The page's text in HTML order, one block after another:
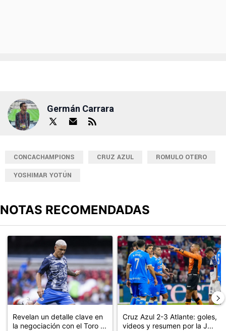
Germán Carrara
CONCACHAMPIONS CRUZ AZUL
ROMULO OTERO
YOSHIMAR YOTÚN
NOTAS RECOMENDADAS
Un artículo de tendencia con el título "Revelan un detalle clave
Revelan un detalle clave en
la negociación con el Toro ...
Un artículo de tendencia con el
Cruz Azul 2-3 Atlante: goles,
videos y resumen por la J...